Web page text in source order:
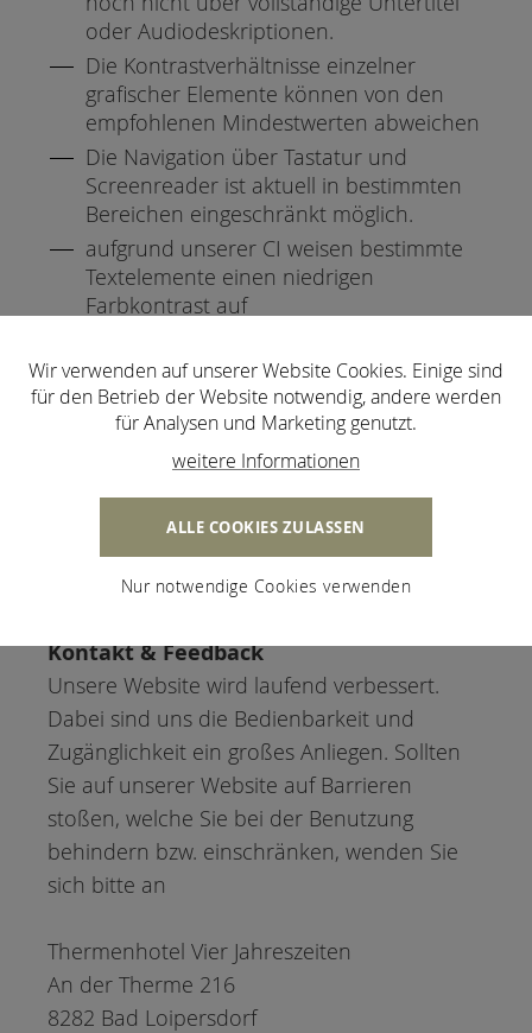
oder Audiodeskriptionen.
Die Kontrastverhältnisse einzelner
grafischer Elemente können von den
empfohlenen Mindestwerten abweichen
Die Navigation über Tastatur und
Screenreader ist aktuell in bestimmten
Bereichen eingeschränkt möglich.
aufgrund unserer CI weisen bestimmte
Textelemente einen niedrigen
Farbkontrast auf
können Dokumente oder Inhalte von
Drittanbietern eingebunden sein, die
nicht von uns erstellt, finanziert oder
kontrolliert werden. Daher können wir
anderem die
Gutscheinprogramm.
Kontakt & Feedback
Unsere Website wird laufend verbessert.
Dabei sind uns die Bedienbarkeit und
Zugänglichkeit ein großes Anliegen. Sollten
Sie auf unserer Website auf Barrieren
stoßen, welche Sie bei der Benutzung
behindern bzw. einschränken, wenden Sie
sich bitte an
Thermenhotel Vier Jahreszeiten
An der Therme 216
8282 Bad Loipersdorf
Wir verwenden auf unserer Website Cookies. Einige sind
für den Betrieb der Website notwendig, andere werden
für Analysen und Marketing genutzt.
weitere Informationen
ALLE COOKIES ZULASSEN
Nur notwendige Cookies verwenden